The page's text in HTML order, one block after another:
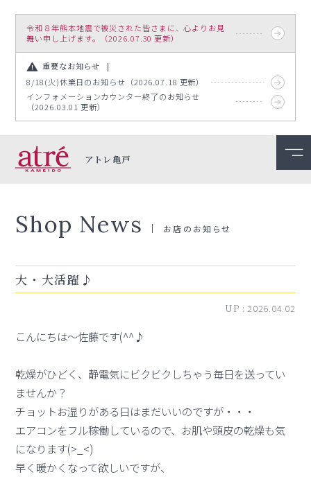
令和８年熊本地震で被災された皆さまに、心よりお見
舞い申し上げます。（2026.07.30 更新）
重要なお知らせ
8/18(火)休業日のお知らせ（2026.07.18 更新）
インフォメーションカウンター終了のお知らせ
（2026.03.01 更新）
アトレ亀戸
Shop News お店のお知らせ
大・大活躍♪
UP :2026.04.02
こんにちは～佐藤です(^^♪
乾燥がひどく、静電気にビクビクしちゃう毎日を送ってい
ませんか？
チョットお湿りがある日はまだいいのですが・・・
エアコンをフル稼働しているので、お肌や頭皮の乾燥も気
になります(>_<)
早く暖かくなって欲しいですが、